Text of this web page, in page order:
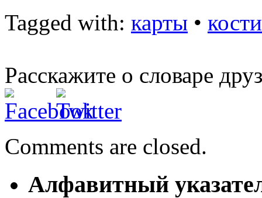
Tagged with: карты • кости
Расскажите о словаре
Comments are closed.
Алфавитный